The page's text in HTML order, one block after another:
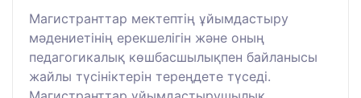
Магистранттар мектептің ұйымдастыру
мәдениетінің ерекшелігін және оның
педагогикалық көшбасшылықпен байланысы
жайлы түсініктерін тереңдете түседі.